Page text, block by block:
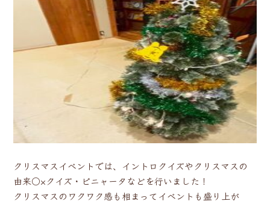
クリスマスイベントでは、イントロクイズやクリスマスの
由来○×クイズ・ピニャータなどを行いました！
クリスマスのワクワク感も相まってイベントも盛り上が